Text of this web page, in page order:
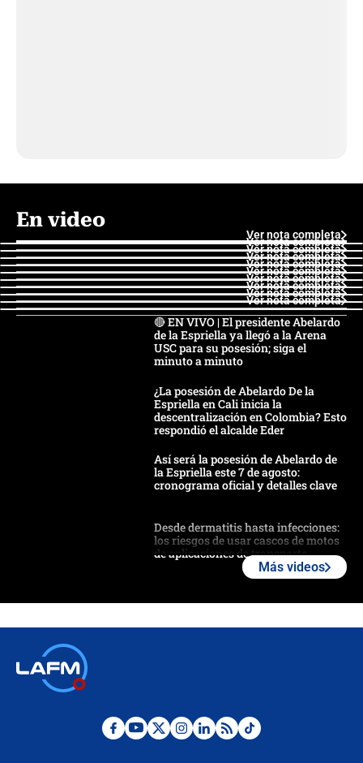
En video
Ver nota completa
Ver nota completa
Ver nota completa
Ver nota completa
Ver nota completa
Ver nota completa
Ver nota completa
Ver nota completa
Ver nota completa
Ver nota completa
🔴 EN VIVO | El presidente Abelardo
de la Espriella ya llegó a la Arena
USC para su posesión; siga el
minuto a minuto
¿La posesión de Abelardo De la
Espriella en Cali inicia la
descentralización en Colombia? Esto
respondió el alcalde Eder
Así será la posesión de Abelardo de
la Espriella este 7 de agosto:
cronograma oficial y detalles clave
Desde dermatitis hasta infecciones:
los riesgos de usar cascos de motos
de aplicaciones de transporte
Posesión de Abelardo De La Espriella
Más videos